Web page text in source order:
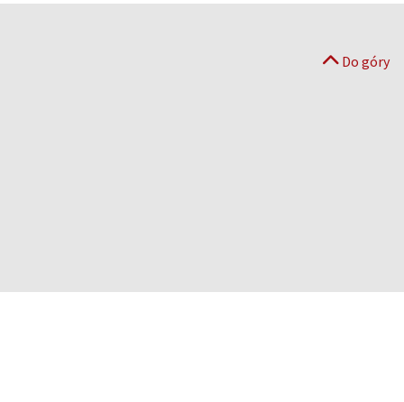
Do góry